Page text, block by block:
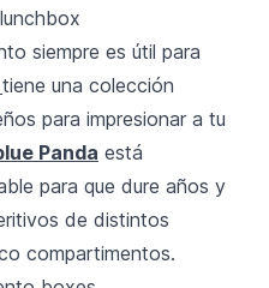
siempre es útil para
tiene una colección
para impresionar a tu
Panda está
para que dure años y
de distintos
compartimentos.